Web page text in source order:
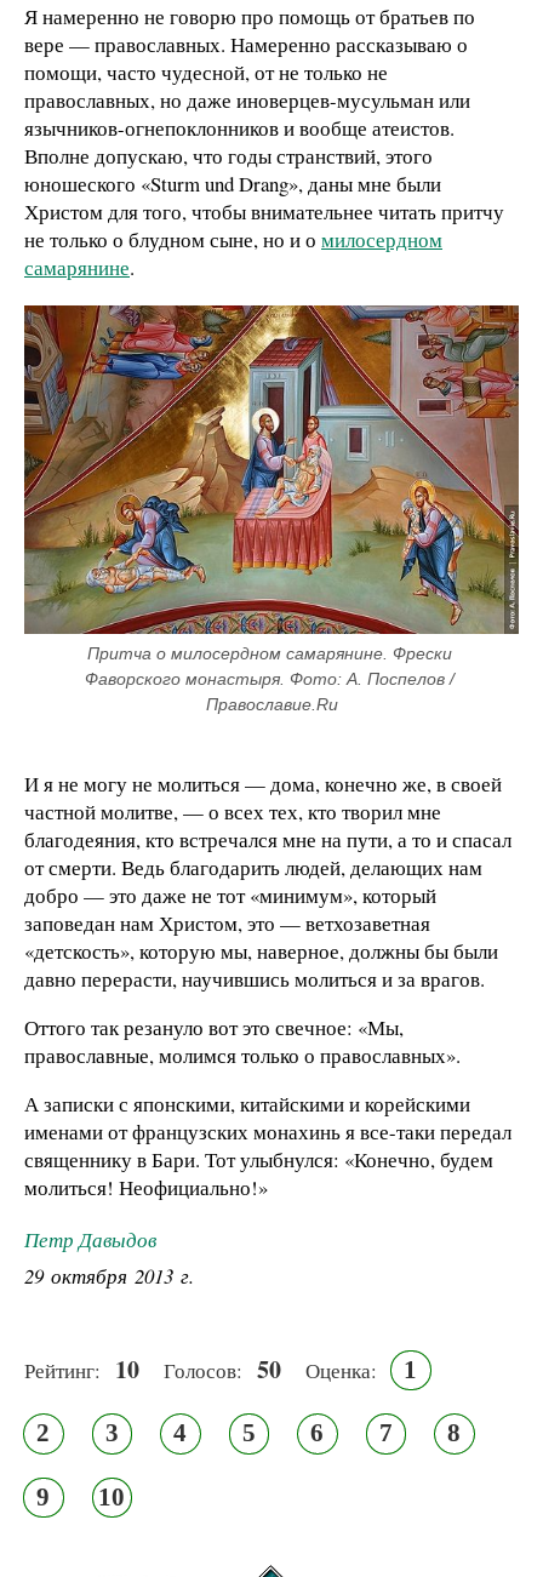
Я намеренно не говорю про помощь от братьев по
вере — православных. Намеренно рассказываю о
помощи, часто чудесной, от не только не
православных, но даже иноверцев-мусульман или
язычников-огнепоклонников и вообще атеистов.
Вполне допускаю, что годы странствий, этого
юношеского «Sturm und Drang», даны мне были
Христом для того, чтобы внимательнее читать притчу
не только о блудном сыне, но и о милосердном
самарянине.
Притча о милосердном самарянине. Фрески
Фаворского монастыря. Фото: А. Поспелов /
Православие.Ru
И я не могу не молиться — дома, конечно же, в своей
частной молитве, — о всех тех, кто творил мне
благодеяния, кто встречался мне на пути, а то и спасал
от смерти. Ведь благодарить людей, делающих нам
добро — это даже не тот «минимум», который
заповедан нам Христом, это — ветхозаветная
«детскость», которую мы, наверное, должны бы были
давно перерасти, научившись молиться и за врагов.
Оттого так резануло вот это свечное: «Мы,
православные, молимся только о православных».
А записки с японскими, китайскими и корейскими
именами от французских монахинь я все-таки передал
священнику в Бари. Тот улыбнулся: «Конечно, будем
молиться! Неофициально!»
Петр Давыдов
29 октября 2013 г.
Рейтинг: 10 Голосов: 50 Оценка: 1
2 3 4 5 6 7 8
9 10